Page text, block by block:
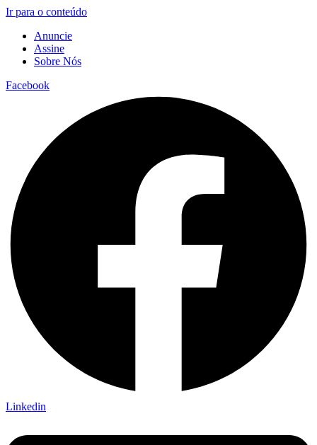
Ir para o conteúdo
Anuncie
Assine
Sobre Nós
Facebook
Linkedin